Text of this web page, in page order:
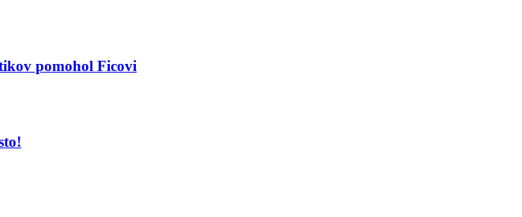
pomohol Ficovi